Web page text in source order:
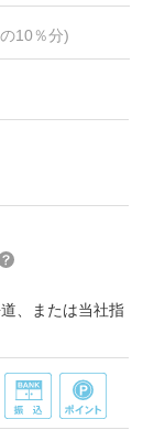
10％分)
、または当社指